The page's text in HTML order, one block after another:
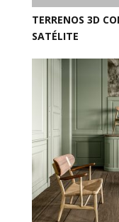
TERRENOS 3D
SATÉLITE